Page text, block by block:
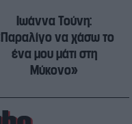
Ιωάννα Τούνη:
να χάσω το
ένα μου μάτι στη
Μύκονο»